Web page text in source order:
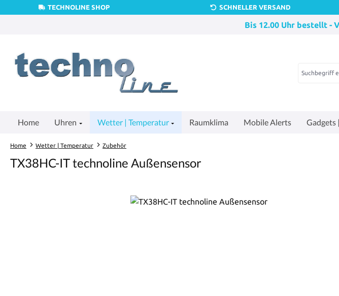
Hauptinhalt springen
Zur Suche springen
Zur Hauptnavigation springen
TECHNOLINE SHOP SCHNELLER VERSAND
Bis 12.00 Uhr bestellt -
Home Uhren Wetter | Temperatur Raumklima Mobile Alerts Gadgets
Home Wetter | Temperatur Zubehör
TX38HC-IT technoline Außensensor